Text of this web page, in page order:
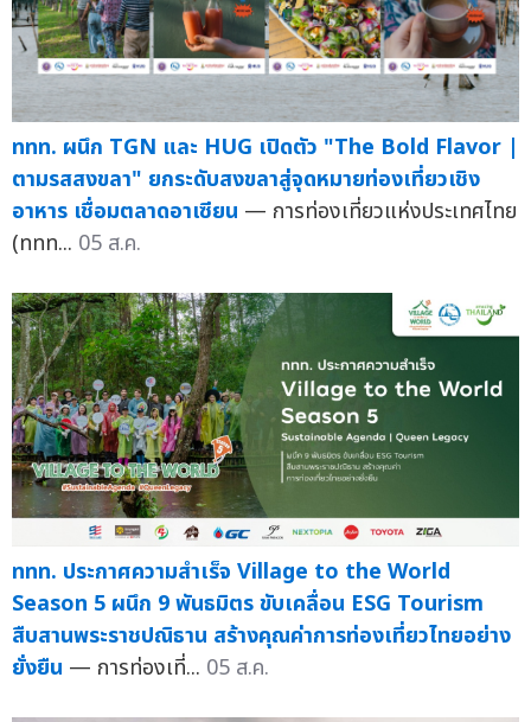
ททท. ผนึก TGN และ HUG เปิดตัว "The Bold Flavor |
ตามรสสงขลา" ยกระดับสงขลาสู่จุดหมายท่องเที่ยวเชิง
อาหาร เชื่อมตลาดอาเซียน — การท่องเที่ยวแห่งประเทศไทย
(ททท... 05 ส.ค.
ททท. ประกาศความสำเร็จ Village to the World
Season 5 ผนึก 9 พันธมิตร ขับเคลื่อน ESG Tourism
สืบสานพระราชปณิธาน สร้างคุณค่าการท่องเที่ยวไทยอย่าง
ยั่งยืน — การท่องเที่... 05 ส.ค.